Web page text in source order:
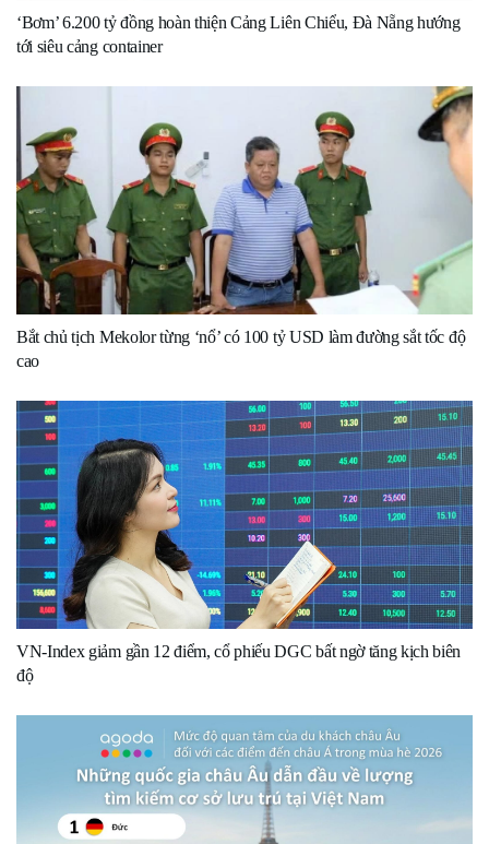
‘Bơm’ 6.200 tỷ đồng hoàn thiện Cảng Liên Chiểu, Đà Nẵng hướng
tới siêu cảng container
Bắt chủ tịch Mekolor từng ‘nổ’ có 100 tỷ USD làm đường sắt tốc độ
cao
VN-Index giảm gần 12 điểm, cổ phiếu DGC bất ngờ tăng kịch biên
độ